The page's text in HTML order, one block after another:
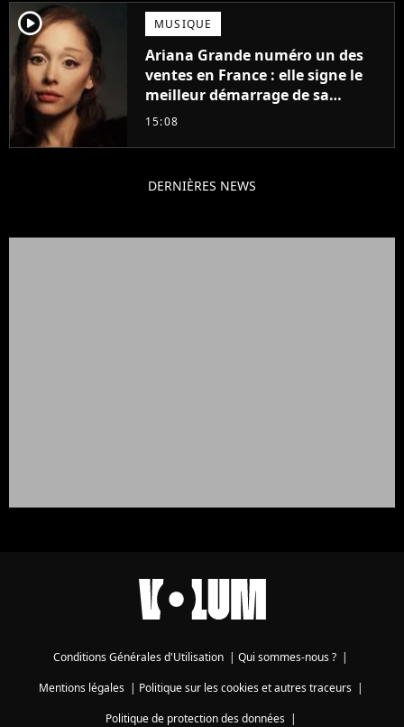
player2 MUSIQUE
Ariana Grande numéro un des
ventes en France : elle signe le
meilleur démarrage de sa
carrière avec son album Petal
15:08
DERNIÈRES NEWS
Conditions Générales d'Utilisation | Qui sommes-nous ? |
Mentions légales| Politique sur les cookies et autres traceurs|
Politique de protection des données|